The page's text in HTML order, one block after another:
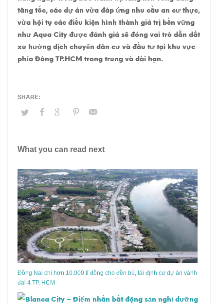
tăng tốc, các dự án vừa đáp ứng nhu cầu an cư thực,
vừa hội tụ các điều kiện hình thành giá trị bền vững
như Aqua City được đánh giá sẽ đóng vai trò dẫn dắt
xu hướng dịch chuyển dân cư và đầu tư tại khu vực
phía Đông TP.HCM trong trung và dài hạn.
What you can read next
Đồng Nai chi hơn 10.000 tỉ đồng cho đền bù, tái định cư dự án vành
đai 4 TP. HCM